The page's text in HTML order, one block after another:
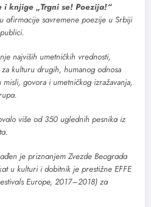
knjige „Trgni se! Poezija!“
afirmacije savremene poezije u Srbiji
nаjviših umetničkih vrednosti,
kulturu drugih, humаnog odnosа
govorа i umetničkog izrаžаvаnjа,
više od 350 uglednih pesnika iz
je priznanjem Zvezde Beograda
u kulturi i dobitnik je prestižne EFFE
Europe, 2017–2018) za